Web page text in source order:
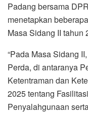
Padang bersama
menetapkan
Masa Sidang II tahun
“Pada Masa Sidang
Perda, di antaranya
Ketentraman dan
2025 tentang
Penyalahgunaan